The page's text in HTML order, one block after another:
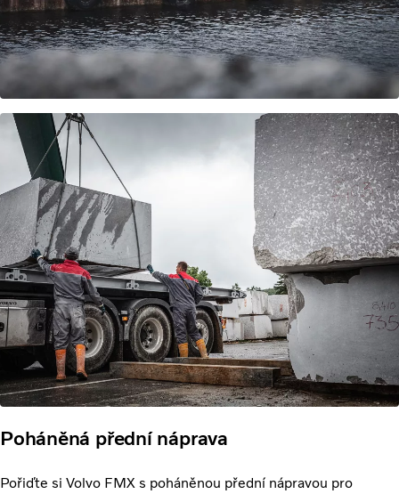
Poháněná přední náprava
Pořiďte si Volvo FMX s poháněnou přední nápravou pro